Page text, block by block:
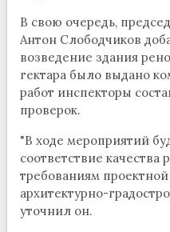
В свою очередь,
Антон Слободчиков
возведение здания
гектара было выдано
работ инспекторы
проверок.
"В ходе мероприятий
соответствие качества
требованиям
архитектурно-
уточнил он.